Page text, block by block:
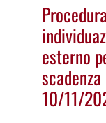
esterno
10/11/